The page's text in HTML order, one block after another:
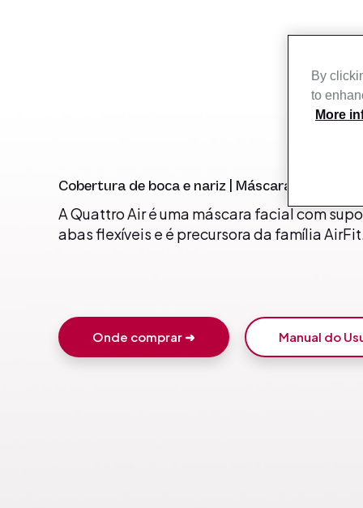
Cobertura de boca e nariz | Máscara facial |
A Quattro Air é uma máscara facial com
abas flexíveis e é precursora da família
Onde comprar ➜ Manual do
By
to
More